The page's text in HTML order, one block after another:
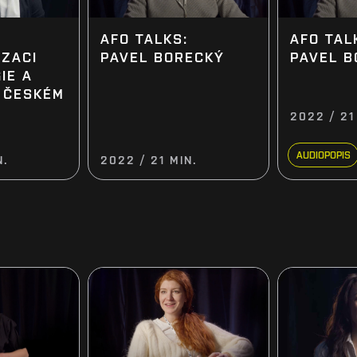
A
AFO TALKS:
PAVEL BORECKÝ
2022 / 21 MIN.
AFO
PAVEL
2022 / 21
AUDIOPOPIS